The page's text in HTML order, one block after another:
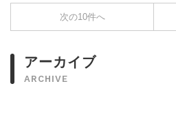
次の10件へ
アーカイブ
ARCHIVE